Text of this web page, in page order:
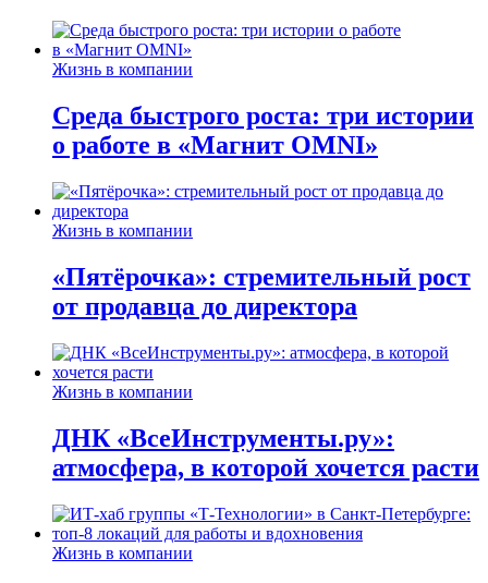
Жизнь в компании
Среда быстрого роста: три истории
о работе в «Магнит OMNI»
Жизнь в компании
«Пятёрочка»: стремительный рост
от продавца до директора
Жизнь в компании
ДНК «ВсеИнструменты.ру»:
атмосфера, в которой хочется расти
Жизнь в компании